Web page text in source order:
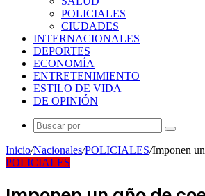
POLICIALES
CIUDADES
INTERNACIONALES
DEPORTES
ECONOMÍA
ENTRETENIMIENTO
ESTILO DE VIDA
DE OPINIÓN
Buscar
Inicio/Nacionales/POLICIALES/Imponen
POLICIALES